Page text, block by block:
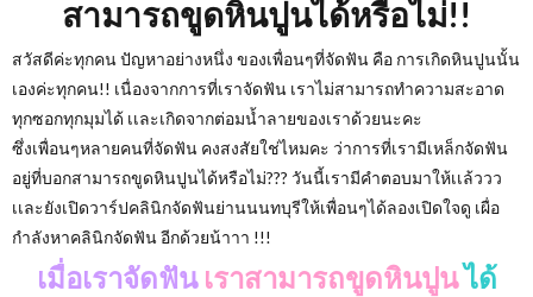
สามารถขูดหินปูนได้หรือไม่!!
สวัสดีค่ะทุกคน ปัญหาอย่างหนึ่ง ของเพื่อนๆที่จัดฟัน คือ การเกิดหินปูนนั้น
เองค่ะทุกคน!! เนื่องจากการที่เราจัดฟัน เราไม่สามารถทำความสะอาด
ทุกซอกทุกมุมได้ เเละเกิดจากต่อมน้ำลายของเราด้วยนะคะ
ซึ่งเพื่อนๆหลายคนที่จัดฟัน คงสงสัยใช่ไหมคะ ว่าการที่เรามีเหล็กจัดฟัน
อยู่ที่บอกสามารถขูดหินปูนได้หรือไม่??? วันนี้เรามีคำตอบมาให้เเล้ววว
เเละยังเปิดวาร์ปคลินิกจัดฟันย่านนนทบุรีให้เพื่อนๆได้ลองเปิดใจดู เผื่อ
กำลังหาคลินิกจัดฟัน อีกด้วยน้าาา !!!
เมื่อเราจัดฟัน เราสามารถขูดหินปูนได้